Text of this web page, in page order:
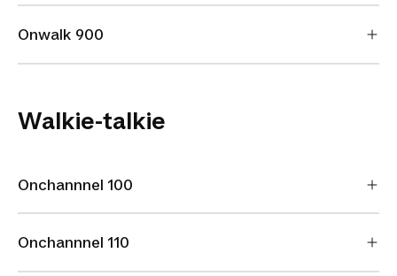
Onwalk 900
Walkie-talkie
Onchannnel 100
Onchannnel 110